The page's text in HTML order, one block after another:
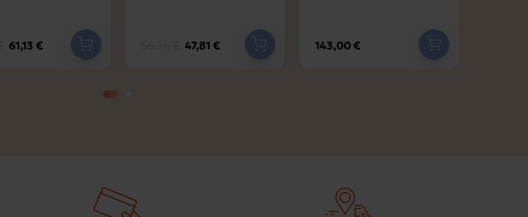
61,13 € 47,81 € 143,00 €